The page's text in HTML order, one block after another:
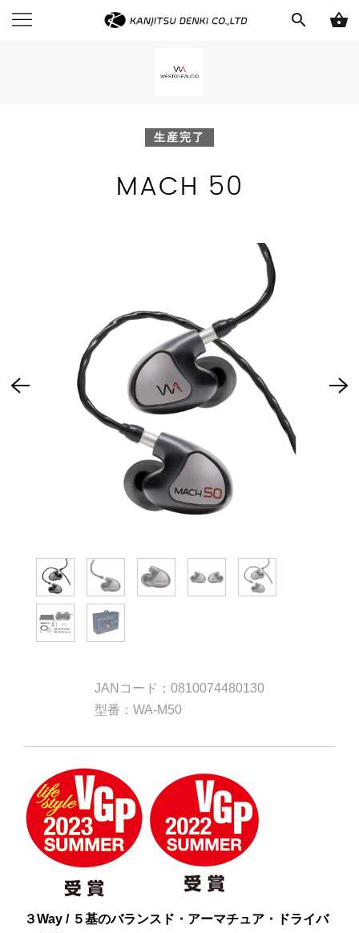
search shopping_basket
生産完了
MACH 50
JANコード：0810074480130
型番：WA-M50
３Way / ５基のバランスド・アーマチュア・ドライバ